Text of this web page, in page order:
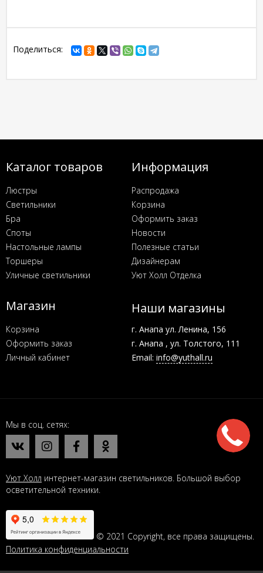
Поделиться:
Каталог товаров
Люстры
Светильники
Бра
Споты
Настольные лампы
Торшеры
Уличные светильники
Информация
Распродажа
Корзина
Оформить заказ
Новости
Полезные статьи
Дизайнерам
Уют Холл Отделка
Магазин
Корзина
Оформить заказ
Личный кабинет
Наши магазины
г. Анапа ул. Ленина, 156
г. Анапа , ул. Толстого, 111
Email: info@yuthall.ru
Мы в соц. сетях
Уют Холл интернет-магазин светильников. Большой выбор
осветительной техники.
© 2021 Copyright, все права защищены.
Политика конфиденциальности